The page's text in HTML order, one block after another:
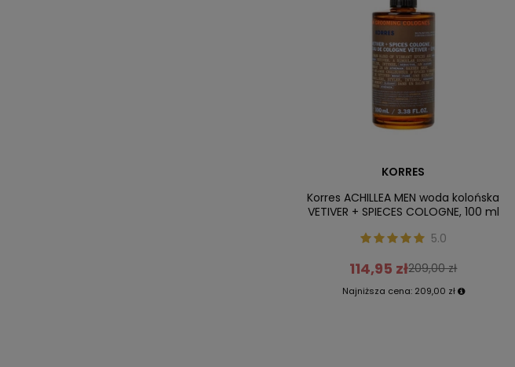
KORRES
Korres ACHILLEA MEN woda kolońska
VETIVER + SPIECES COLOGNE, 100 ml
5.0
114,95 zł209,00 zł
Najniższa cena: 209,00 zł